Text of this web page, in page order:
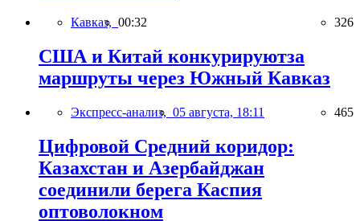
Кавказ, 00:32 326
США и Китай конкурируютза
маршруты через Южный Кавказ
Экспресс-анализ, 05 августа, 18:11 465
Цифровой Средний коридор:
Казахстан и Азербайджан
соединили берега Каспия
оптоволокном